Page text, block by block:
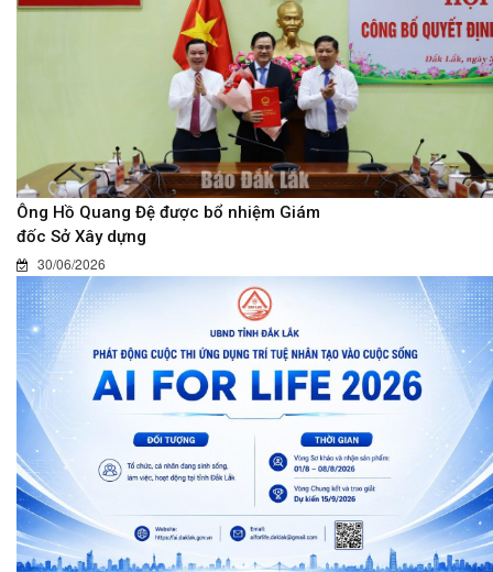
Ông Hồ Quang Đệ được bổ nhiệm Giám
đốc Sở Xây dựng
30/06/2026